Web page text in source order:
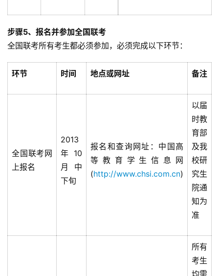
步骤5、报名并参加全国联考
全国联考所有考生都必须参加，必须完成以下环节：
环节 时间 地点或网址 备注
全国联考网
上报名
2013
年10
月中
下旬
报名和查询网址：中国高
等教育学生信息网
(http://www.chsi.com.cn)
以届
时教
育部
及我
校研
究生
院通
知为
准
所有
考生